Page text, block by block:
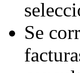
Se